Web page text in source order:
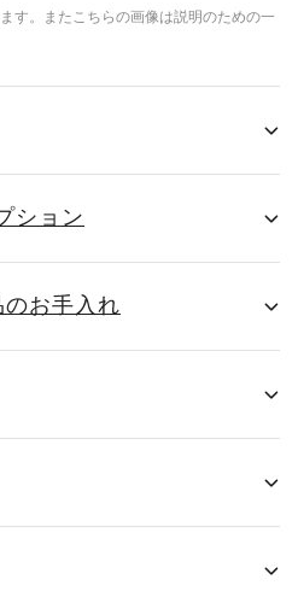
す。またこちらの画像は説明のための一
ション
お手入れ